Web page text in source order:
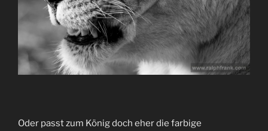
Oder passt zum König doch eher die farbige